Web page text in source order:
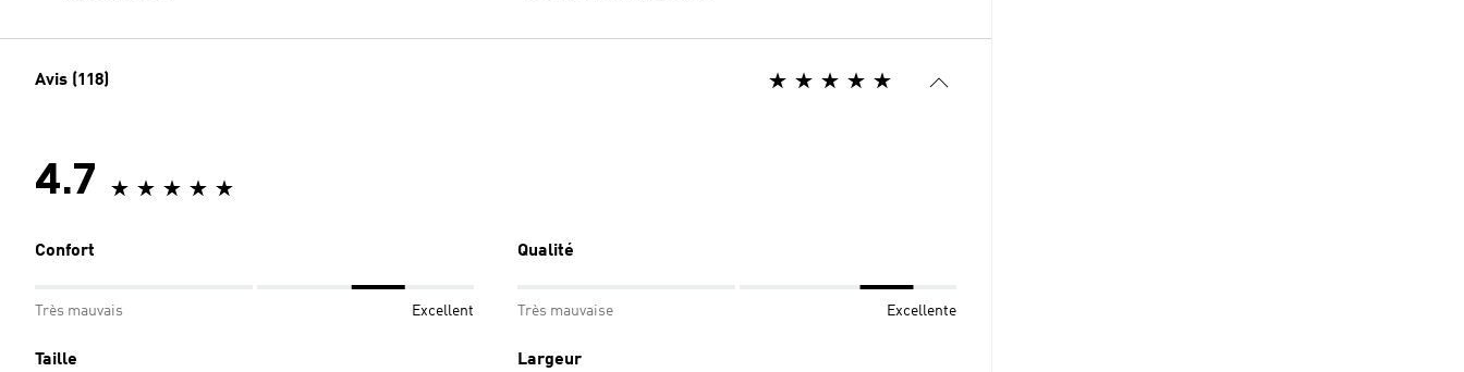
Avis (118)
4.7
Confort
Très mauvais Excellent
Qualité
Très mauvaise Excellente
Taille Largeur